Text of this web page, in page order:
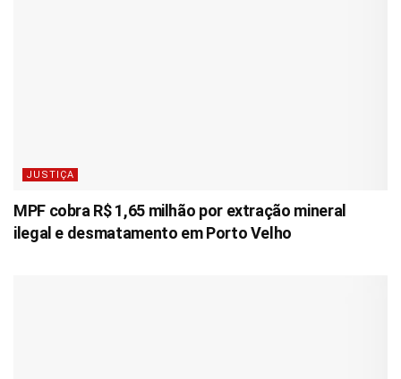
JUSTIÇA
MPF cobra R$ 1,65 milhão por extração mineral
ilegal e desmatamento em Porto Velho